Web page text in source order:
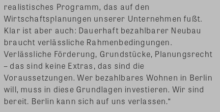
realistisches Programm, das auf den
Wirtschaftsplanungen unserer Unternehmen fußt.
Klar ist aber auch: Dauerhaft bezahlbarer Neubau
braucht verlässliche Rahmenbedingungen.
Verlässliche Förderung, Grundstücke, Planungsrecht
– das sind keine Extras, das sind die
Voraussetzungen. Wer bezahlbares Wohnen in Berlin
will, muss in diese Grundlagen investieren. Wir sind
bereit. Berlin kann sich auf uns verlassen.“